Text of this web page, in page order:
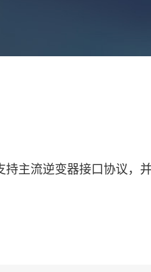
持主流逆变器接口协议，